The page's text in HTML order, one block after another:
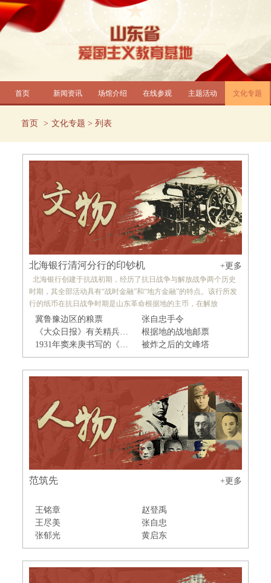
首页 新闻资讯 场馆介绍 在线参观 主题活动 文化专题
首页 文化专题 > 列表
北海银行清河分行的印钞机 +更多
北海银行创建于抗战初期，经历了抗日战争与解放战争两个历史
时期，其全部活动具有“战时金融”和“地方金融”的特点。该行所发
行的纸币在抗日战争时期是山东革命根据地的主币，在解放
冀鲁豫边区的粮票
张自忠手令
根据地的战地邮票
被炸之后的文峰塔
范筑先 +更多
王铭章
王尽美
张郁光
赵登禹
张自忠
黄启东